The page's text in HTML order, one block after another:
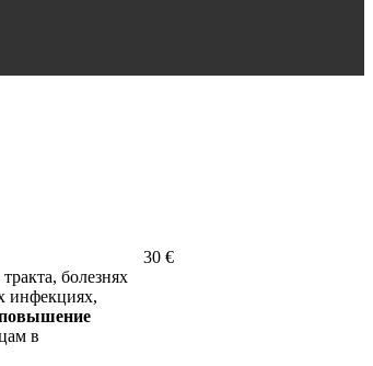
болезнях
инфекциях,
в
30 €